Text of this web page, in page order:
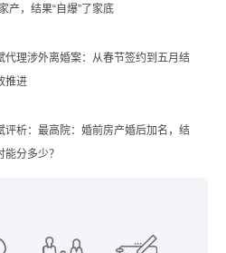
产，结果“自爆”了家底
代理涉外离婚案：从春节签约到五月结
推进
评析：最高院：婚前房产婚后加名，结
分多少？